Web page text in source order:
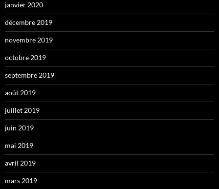
janvier 2020
décembre 2019
novembre 2019
octobre 2019
septembre 2019
août 2019
juillet 2019
juin 2019
mai 2019
avril 2019
mars 2019